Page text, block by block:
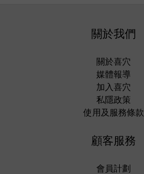
關於我們
關於喜穴
媒體報導
加入喜穴
私隱政策
使用及服務條款
顧客服務
會員計劃